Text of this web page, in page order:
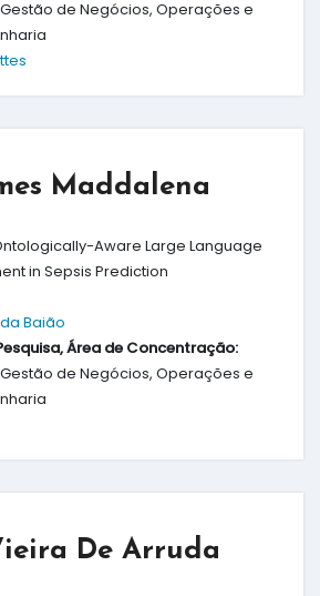
de Negócios, Operações e
Maddalena
Aware Large Language
in Sepsis Prediction
Baião
Área de Concentração:
de Negócios, Operações e
De Arruda